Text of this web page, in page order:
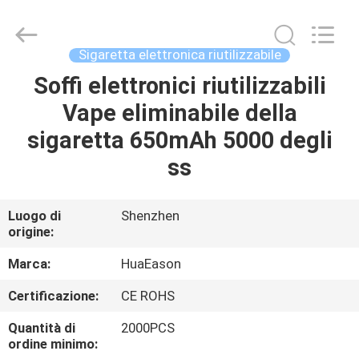
CASA
PRODOTTI
CIRCA
NOI
GIRO
DELLA
Sigaretta elettronica riutilizzabile
Soffi elettronici riutilizzabili
Vape eliminabile della
sigaretta 650mAh 5000 degli
ss
Luogo di
origine:
Shenzhen
Marca:
HuaEason
Certificazione:
CE ROHS
Quantità di
ordine minimo:
2000PCS